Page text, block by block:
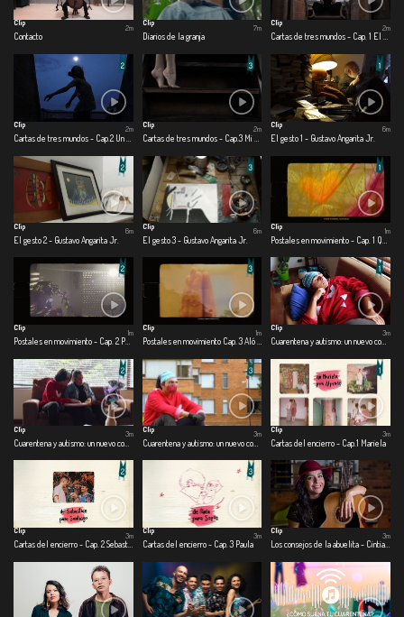
Clip
Contacto
2m
Clip
Diarios de la granja
7m
Clip
2m
Clip
2m
Clip
2m
Clip
El gesto 1 - Gustavo Angarita Jr.
6m
Clip
El gesto 2 - Gustavo Angarita Jr.
6m
Clip
El gesto 3 - Gustavo Angarita Jr.
6m
Clip
1m
Clip
1m
Clip
1m
Clip
3m
Clip
3m
Clip
Cuarentena y autismo: un nuevo comienzo - Cap. 3 Salgo o me asfixio
3m
Clip
Cartas del encierro - Cap.1 Mariela
3m
Clip
Cartas del encierro - Cap. 2 Sebastián
3m
Clip
Cartas del encierro - Cap. 3 Paula
3m
Clip
Los consejos de la abuelita - Cintia Catalina Lovo
3m